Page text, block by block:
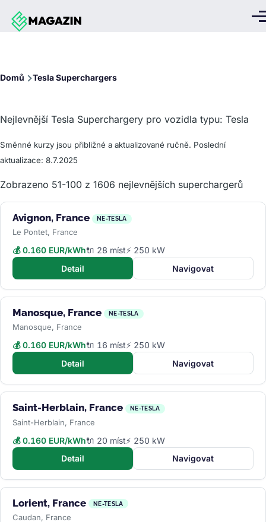
Přejít k hlavnímu obsahu
Domů Tesla Superchargers
Nejlevnější Tesla Superchargery pro vozidla typu: Tesla
Směnné kurzy jsou přibližné a aktualizované ručně. Poslední
aktualizace: 8.7.2025
Zobrazeno 51-100 z 1606 nejlevnějších superchargerů
Avignon, France NE-TESLA
Le Pontet, France
💰 0.160 EUR/kWh🔌 28 míst⚡ 250 kW
Detail
Navigovat
Manosque, France NE-TESLA
Manosque, France
💰 0.160 EUR/kWh🔌 16 míst⚡ 250 kW
Detail
Navigovat
Saint-Herblain, France NE-TESLA
Saint-Herblain, France
💰 0.160 EUR/kWh🔌 20 míst⚡ 250 kW
Detail
Navigovat
Lorient, France NE-TESLA
Caudan, France